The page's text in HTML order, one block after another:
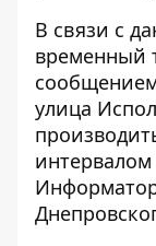
В связи с
временный
улица